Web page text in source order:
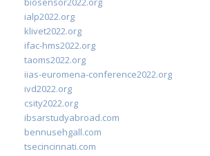
ialp2022.org
klivet2022.org
ifac-hms2022.org
taoms2022.org
iias-euromena-conference2022.org
ivd2022.org
csity2022.org
ibsarstudyabroad.com
bennusehgall.com
tsecincinnati.com